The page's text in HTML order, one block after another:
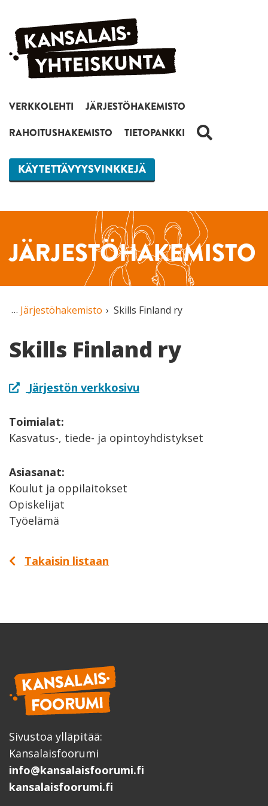
Siirry sisältöön
VERKKOLEHTI
JÄRJESTÖHAKEMISTO
RAHOITUSHAKEMISTO
TIETOPANKKI HAKU
KÄYTETTÄVYYSVINKKEJÄ
JÄRJESTÖHAKEMISTO
Järjestöhakemisto Skills Finland ry
Skills Finland ry
Järjestön verkkosivu
Toimialat:
Kasvatus-, tiede- ja opintoyhdistykset
Asiasanat:
Koulut ja oppilaitokset
Opiskelijat
Työelämä
Takaisin listaan
Sivustoa ylläpitää:
Kansalaisfoorumi
info@kansalaisfoorumi.fi
kansalaisfoorumi.fi